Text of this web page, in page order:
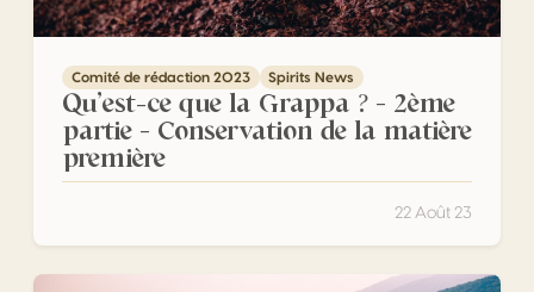
Comité de rédaction 2023 Spirits News
Qu’est-ce que la Grappa ? – 2ème
partie – Conservation de la matière
première
22 Août 23
Qu’est-ce que la grappa ? 1ère partie – La matière